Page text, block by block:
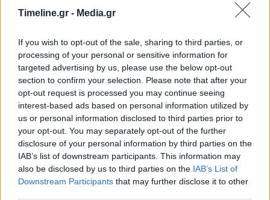
Timeline.gr - Media.gr
If you wish to opt-out of the sale, sharing to third parties, or
processing of your personal or sensitive information for
targeted advertising by us, please use the below opt-out
section to confirm your selection. Please note that after your
opt-out request is processed you may continue seeing
interest-based ads based on personal information utilized by
us or personal information disclosed to third parties prior to
your opt-out. You may separately opt-out of the further
disclosure of your personal information by third parties on the
IAB’s list of downstream participants. This information may
also be disclosed by us to third parties on the IAB’s List of
Downstream Participants that may further disclose it to other
Επισκέψιμα τα πλοία του Πολεμικού Ναυτικού
στον Πειραιά τια την επέτειο της 25ης
Μαρτίου
16:40 - 23 Μαρτίου 2023
Και συγκεκριμένα στην Ακτή Θεμιστοκλέους